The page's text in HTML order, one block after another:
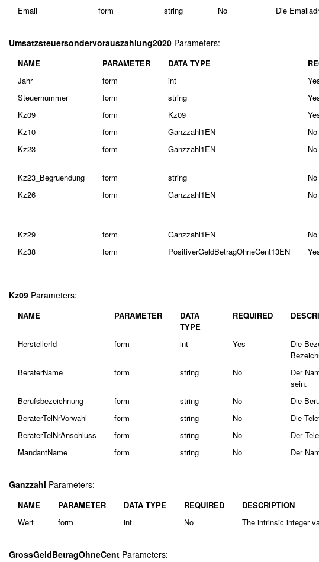
Email
form string No Die
Umsatzsteuersondervorauszahlung2020 Parameters:
NAME PARAMETER DATA TYPE
Jahr
form int
Steuernummer
form string
Kz09
form Kz09
Kz10
form Ganzzahl1EN No
Kz23
form Ganzzahl1EN No
Kz23_Begruendung
form string No
Kz26
form Ganzzahl1EN No
Kz29
form Ganzzahl1EN No
Kz38
form PositiverGeldBetragOhneCent13EN
Kz09 Parameters:
NAME PARAMETER
DATA
TYPE
REQUIRED
HerstellerId form int Yes
Die
BeraterName
form string No
Der
sein.
Berufsbezeichnung
form string No
Die
BeraterTelNrVorwahl
form string No
Die
BeraterTelNrAnschluss
form string No
Der
MandantName
form string No Der
Ganzzahl Parameters:
NAME PARAMETER DATA TYPE REQUIRED
DESCRIPTION
Wert
form int No The intrinsic integer
GrossGeldBetragOhneCent Parameters: